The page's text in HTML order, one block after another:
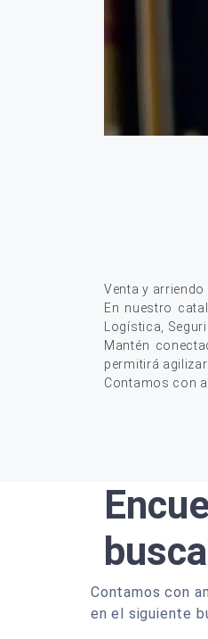
Venta y arriendo
En nuestro
Logística,
Mantén
permitirá
Contamos con
Contamos con
en el siguiente